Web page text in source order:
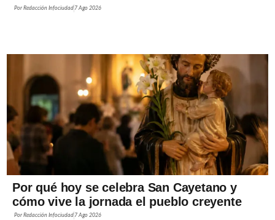
PorRedacción Infociudad 7 Ago 2026
Por qué hoy se celebra San Cayetano y
cómo vive la jornada el pueblo creyente
PorRedacción Infociudad 7 Ago 2026